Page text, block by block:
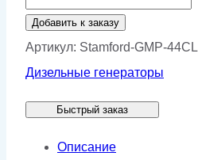
товара
Генератор
Stamford
44CL
Добавить к заказу
Артикул: Stamford-GMP-44CL
Дизельные генераторы
Быстрый заказ
Описание